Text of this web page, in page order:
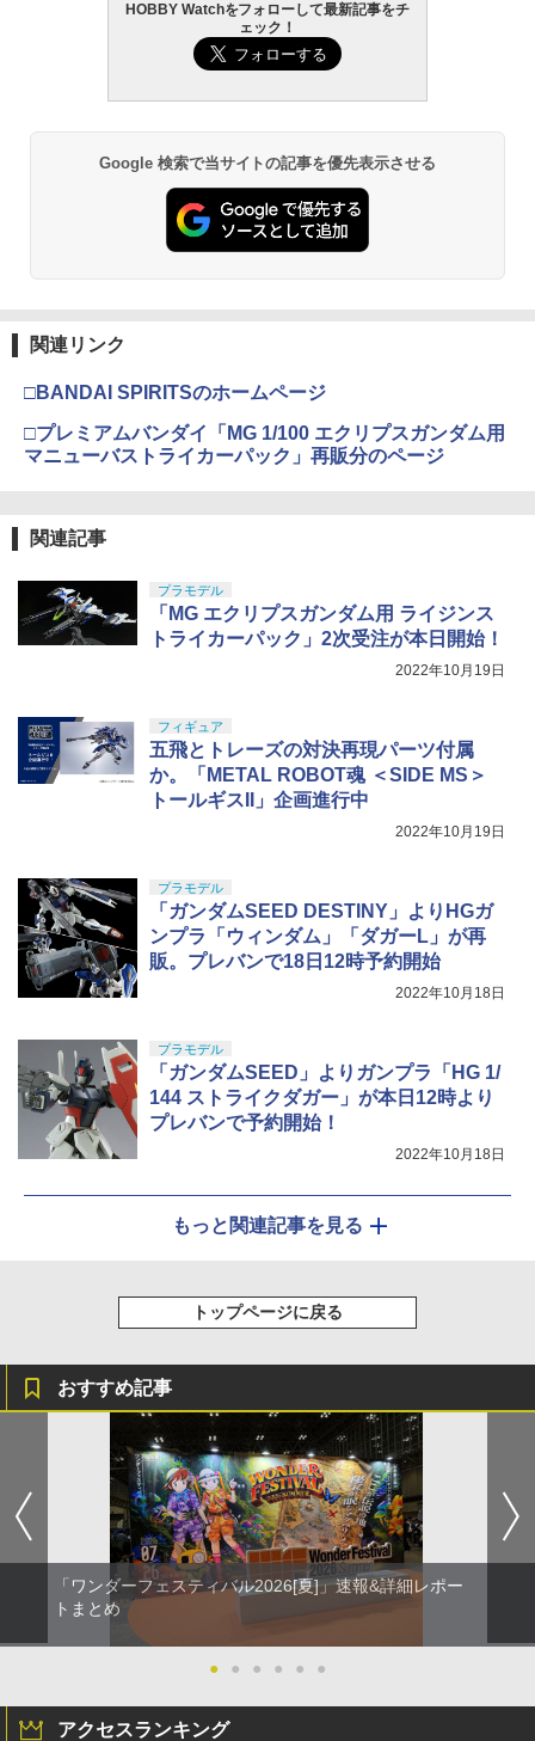
HOBBY Watchをフォローして最新記事をチ
ェック！
Google 検索で当サイトの記事を優先表示させる
関連リンク
□BANDAI SPIRITSのホームページ
□プレミアムバンダイ「MG 1/100 エクリプスガンダム用
マニューバストライカーパック」再販分のページ
関連記事
プラモデル
「MG エクリプスガンダム用 ライジンス
トライカーパック」2次受注が本日開始！
2022年10月19日
フィギュア
五飛とトレーズの対決再現パーツ付属
か。「METAL ROBOT魂 ＜SIDE MS＞
トールギスII」企画進行中
2022年10月19日
プラモデル
「ガンダムSEED DESTINY」よりHGガ
ンプラ「ウィンダム」「ダガーL」が再
販。プレバンで18日12時予約開始
2022年10月18日
プラモデル
「ガンダムSEED」よりガンプラ「HG 1/
144 ストライクダガー」が本日12時より
プレバンで予約開始！
2022年10月18日
もっと関連記事を見る
トップページに戻る
おすすめ記事
「ワンダーフェスティバル2026[夏]」速報&詳細レポー
トまとめ
● ● ● ● ● ●
アクセスランキング